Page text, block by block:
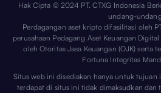
Hak Cipta © 2024 PT. CTXG Indonesia
undang-
Perdagangan aset kripto difasilitasi oleh
perusahaan Pedagang Aset Keuangan
oleh Otoritas Jasa Keuangan (OJK) serta
Fortuna Integritas
Situs web ini disediakan hanya untuk tujuan
terdapat di situs ini tidak dimaksudkan dan